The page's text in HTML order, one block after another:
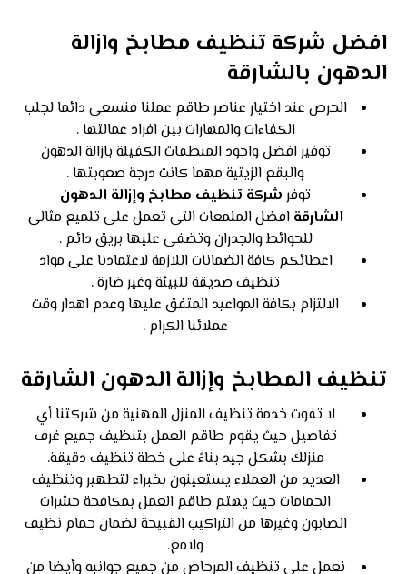
افضل شركة تنظيف مطابخ وازالة
الدهون بالشارقة
الحرص عند اختيار عناصر طاقم عملنا فنسعى دائما لجلب
الكفاءات والمهارات بين افراد عمالتها .
توفير افضل واجود المنظفات الكفيلة بازالة الدهون
والبقع الزيتية مهما كانت درجة صعوبتها .
توفر شركة تنظيف مطابخ وإزالة الدهون
الشارقة افضل الملمعات التى تعمل على تلميع مثالى
للحوائط والجدران وتضفى عليها بريق دائم .
اعطائكم كافة الضمانات اللازمة لاعتمادنا على مواد
تنظيف صديقة للبيئة وغير ضارة .
الالتزام بكافة المواعيد المتفق عليها وعدم اهدار وقت
عملائنا الكرام .
تنظيف المطابخ وإزالة الدهون الشارقة
لا تفوت خدمة تنظيف المنزل المهنية من شركتنا أي
تفاصيل حيث يقوم طاقم العمل بتنظيف جميع غرف
منزلك بشكل جيد بناءً على خطة تنظيف دقيقة.
العديد من العملاء يستعينون بخبراء لتطهير وتنظيف
الحمامات حيث يهتم طاقم العمل بمكافحة حشرات
الصابون وغيرها من التراكيب القبيحة لضمان حمام نظيف
ولامع.
نعمل على تنظيف المرحاض من جميع جوانبه وأيضا من